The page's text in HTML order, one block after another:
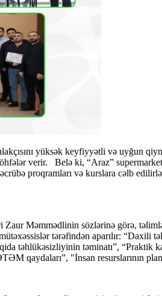
yüksək keyfiyyətli və uyğun
verir. Belə ki, “Araz”
proqramları və kurslara cəlb
Zaur Məmmədlinin sözlərinə görə,
tərəfindən aparılır:
təhlükəsizliyinin təminatı”, “Praktik
qaydaları”, "İnsan resurslarının